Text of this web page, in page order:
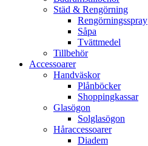
Städ & Rengörning
Rengörningsspray
Såpa
Tvättmedel
Tillbehör
Accessoarer
Handväskor
Plånböcker
Shoppingkassar
Glasögon
Solglasögon
Håraccessoarer
Diadem